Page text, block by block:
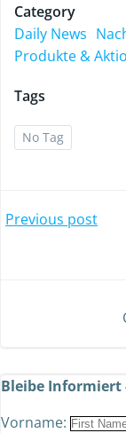
Category
Daily News
Produkte &
Tags
No Tag
Previous post
Bleibe Informiert
Vorname: